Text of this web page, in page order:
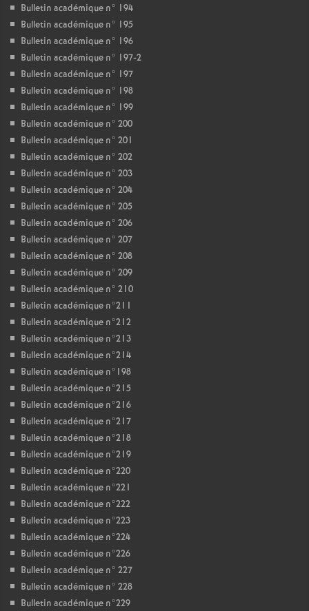
Bulletin académique n° 194
Bulletin académique n° 195
Bulletin académique n° 196
Bulletin académique n° 197-2
Bulletin académique n° 197
Bulletin académique n° 198
Bulletin académique n° 199
Bulletin académique n° 200
Bulletin académique n° 201
Bulletin académique n° 202
Bulletin académique n° 203
Bulletin académique n° 204
Bulletin académique n° 205
Bulletin académique n° 206
Bulletin académique n° 207
Bulletin académique n° 208
Bulletin académique n° 209
Bulletin académique n° 210
Bulletin académique n°211
Bulletin académique n°212
Bulletin académique n°213
Bulletin académique n°214
Bulletin académique n°198
Bulletin académique n°215
Bulletin académique n°216
Bulletin académique n°217
Bulletin académique n°218
Bulletin académique n°219
Bulletin académique n°220
Bulletin académique n°221
Bulletin académique n°222
Bulletin académique n°223
Bulletin académique n°224
Bulletin académique n°226
Bulletin académique n° 227
Bulletin académique n° 228
Bulletin académique n°229